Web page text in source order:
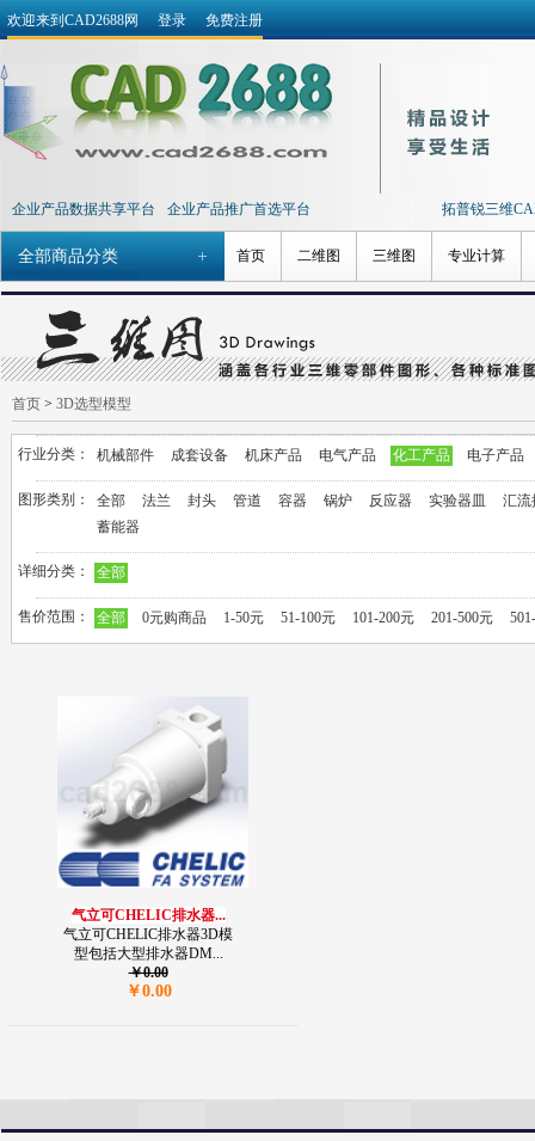
欢迎来到CAD2688网 登录 免费注册
企业产品数据共享平台 企业产品推广首选平台 拓普锐三维
全部商品分类 首页 二维图 三维图 专业计算
首页 > 3D选型模型
行业分类： 机械部件 成套设备 机床产品 电气产品 化工产品 电子产品
图形类别： 全部 法兰 封头 管道 容器 锅炉 反应器 实验器皿
汇流
蓄能器
详细分类： 全部
售价范围： 全部 0元购商品 1-50元 51-100元 101-200元 201-500元
气立可CHELIC排水器...
气立可CHELIC排水器3D模
型包括大型排水器DM...
￥0.00
￥0.00